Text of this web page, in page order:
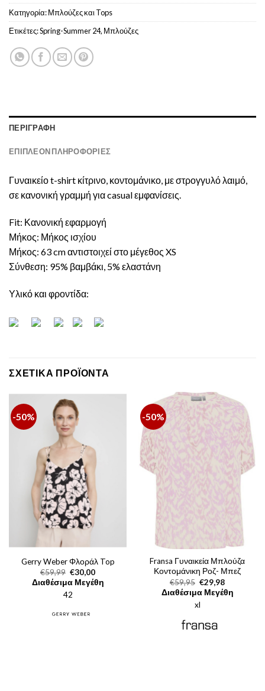
Κατηγορία:Μπλούζες και Tops
Ετικέτες:Spring-Summer 24, Μπλούζες
ΠΕΡΙΓΡΑΦΉ
ΕΠΙΠΛΈΟΝ ΠΛΗΡΟΦΟΡΊΕΣ
Γυναικείο t-shirt κίτρινο, κοντομάνικο, με στρογγυλό λαιμό,
σε κανονική γραμμή για casual εμφανίσεις.
Fit: Κανονική εφαρμογή
Μήκος: Μήκος ισχίου
Μήκος: 63 cm αντιστοιχεί στο μέγεθος XS
Σύνθεση: 95% βαμβάκι, 5% ελαστάνη
Υλικό και φροντίδα:
ΣΧΕΤΙΚΆ ΠΡΟΪΌΝΤΑ
-50%
Gerry Weber Φλοράλ Top
€59,99 Original
price
was:
€59,99.
€30,00Η
τρέχουσα
τιμή
Διαθέσιμα Μεγέθη
42
-50%
Fransa Γυναικεία Μπλούζα
Κοντομάνικη Ροζ- Μπεζ
€59,95 Original
price
was:
€59,95.
€29,98Η
τρέχουσα
τιμή
Διαθέσιμα Μεγέθη
xl